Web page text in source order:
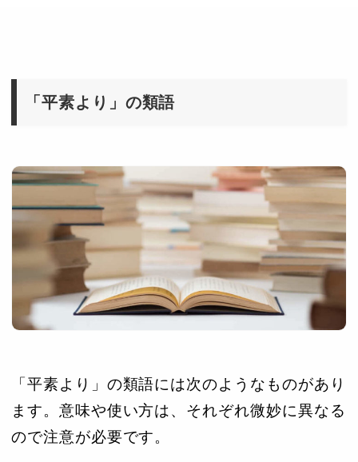
「平素より」の類語
「平素より」の類語には次のようなものがあり
ます。意味や使い方は、それぞれ微妙に異なる
ので注意が必要です。